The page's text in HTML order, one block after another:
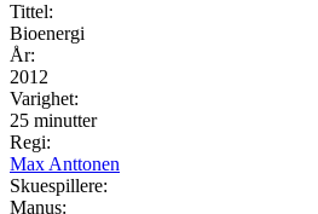
Tittel:
Bioenergi
År:
2012
Varighet:
25 minutter
Regi:
Max Anttonen
Skuespillere:
Manus: